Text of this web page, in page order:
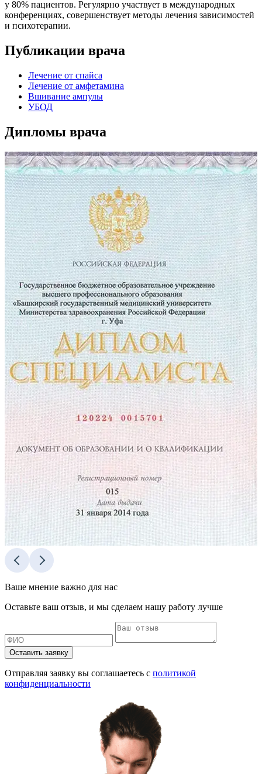
у 80% пациентов. Регулярно участвует в международных
конференциях, совершенствует методы лечения зависимостей
и психотерапии.
Публикации врача
Лечение от спайса
Лечение от амфетамина
Вшивание ампулы
УБОД
Дипломы врача
Ваше мнение важно для нас
Оставьте ваш отзыв, и мы сделаем нашу работу лучше
Оставить заявку
Отправляя заявку вы соглашаетесь с политикой
конфиденциальности